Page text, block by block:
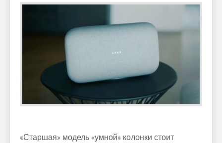
«Старшая» модель «умной» колонки стоит